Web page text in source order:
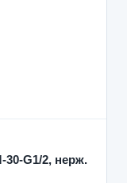
G1/2, нерж.